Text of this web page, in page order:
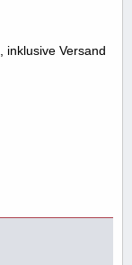
, inklusive Versand